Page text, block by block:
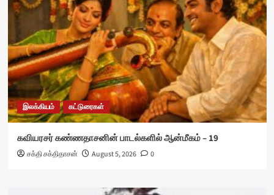
இலக்கியம் கட்டுரைகள்
கவியரசர் கண்ணதாசனின் பாடல்களில் ஆன்மீகம் – 19
சக்தி சக்திதாசன் August 5, 2026 0